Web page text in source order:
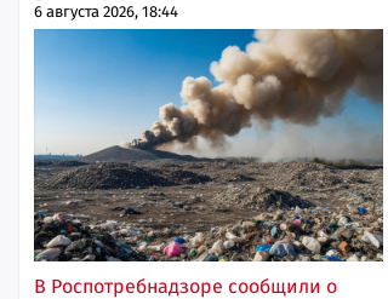
6 августа 2026, 18:44
В Роспотребнадзоре сообщили о